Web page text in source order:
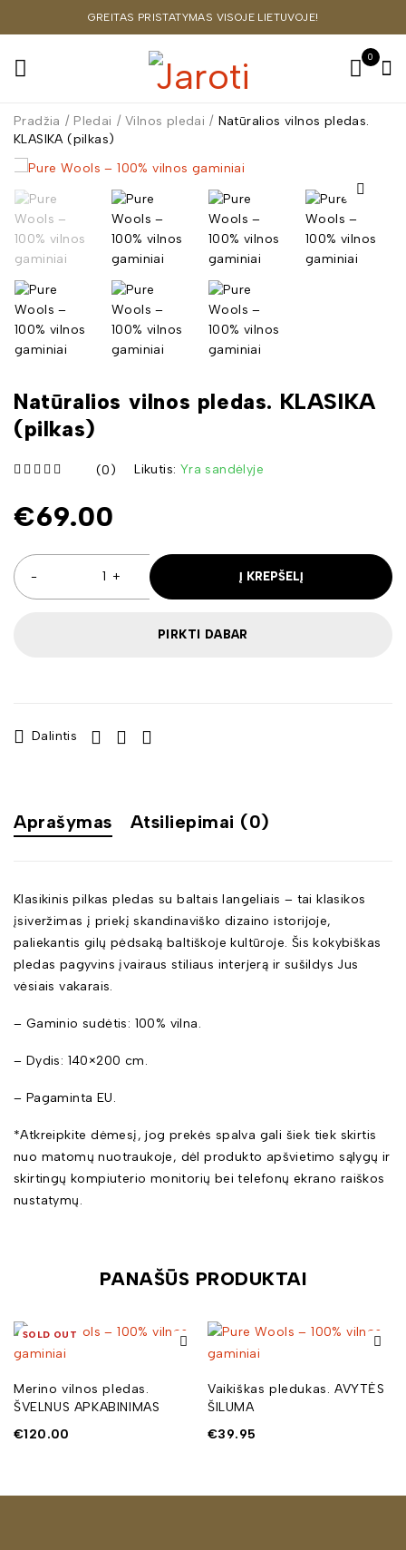
GREITAS PRISTATYMAS VISOJE LIETUVOJE!
0
Pradžia / Pledai / Vilnos pledai / Natūralios vilnos pledas.
KLASIKA (pilkas)
Natūralios vilnos pledas. KLASIKA
(pilkas)
(0) Likutis: Yra sandėlyje
€69.00
Į KREPŠELĮ
PIRKTI DABAR
Dalintis
Aprašymas Atsiliepimai (0)
Klasikinis pilkas pledas su baltais langeliais – tai klasikos
įsiveržimas į priekį skandinaviško dizaino istorijoje,
paliekantis gilų pėdsaką baltiškoje kultūroje. Šis kokybiškas
pledas pagyvins įvairaus stiliaus interjerą ir sušildys Jus
vėsiais vakarais.
– Gaminio sudėtis: 100% vilna.
– Dydis: 140×200 cm.
– Pagaminta EU.
*Atkreipkite dėmesį, jog prekės spalva gali šiek tiek skirtis
nuo matomų nuotraukoje, dėl produkto apšvietimo sąlygų ir
skirtingų kompiuterio monitorių bei telefonų ekrano raiškos
nustatymų.
PANAŠŪS PRODUKTAI
SOLD OUT
Merino vilnos pledas.
ŠVELNUS APKABINIMAS
€120.00
Vaikiškas pledukas. AVYTĖS
ŠILUMA
€39.95